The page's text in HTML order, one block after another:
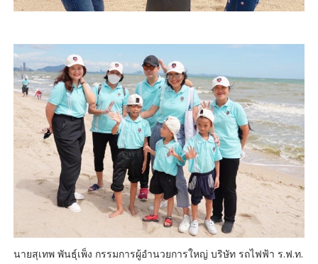
นายสุเทพ พันธุ์เพ็ง กรรมการผู้อำนวยการใหญ่ บริษัท รถไฟฟ้า ร.ฟ.ท.